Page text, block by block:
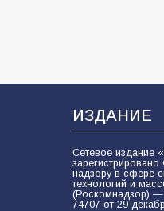
ИЗДАНИЕ
Сетевое издание
надзору в сфере
технологий и
(Роскомнадзор)
74707 от 29